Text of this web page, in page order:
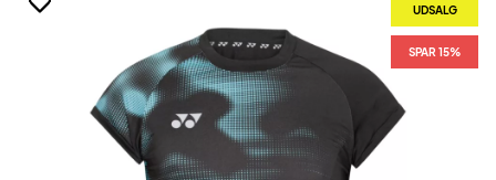
UDSALG
SPAR 15%
UDSALG
SPAR 15%